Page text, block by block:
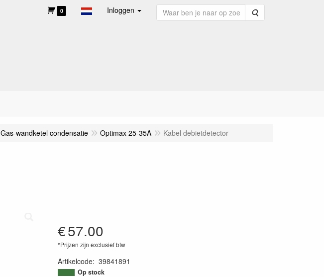
0 Inloggen Zoeken
Gas-wandketel condensatie Optimax 25-35A Kabel debietdetector
€57.00
*Prijzen zijn exclusief btw
Artikelcode: 39841891
Op stock